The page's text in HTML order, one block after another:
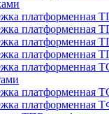
платформенная
платформенная
платформенная
платформенная
платформенная
платформенная
платформенная